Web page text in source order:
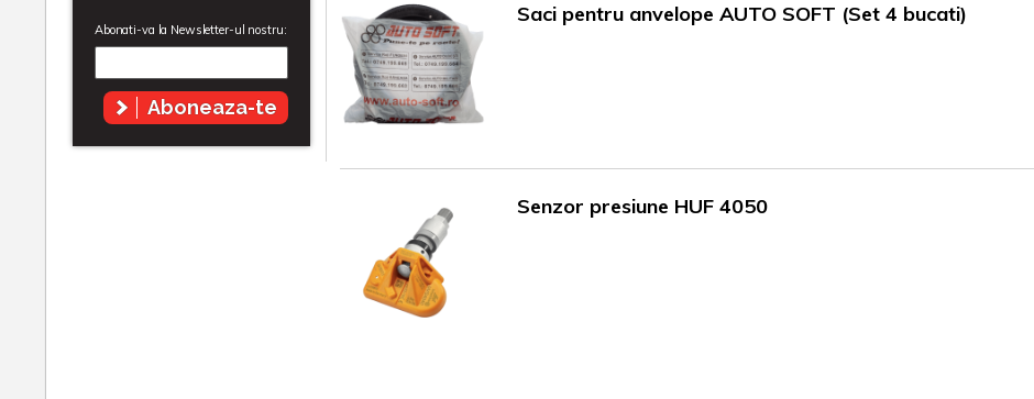
Abonati-va la Newsletter-ul nostru:
Aboneaza-te
Saci pentru anvelope AUTO SOFT (Set 4 bucati)
Senzor presiune HUF 4050